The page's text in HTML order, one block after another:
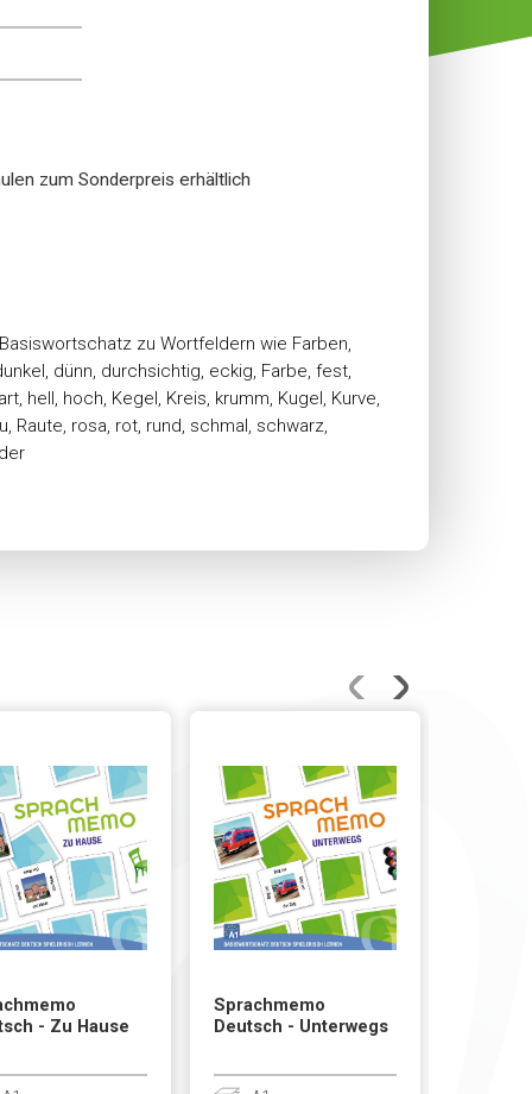
zum Sonderpreis erhältlich
zu Wortfeldern wie Farben,
dünn, durchsichtig, eckig, Farbe, fest,
hell, hoch, Kegel, Kreis, krumm, Kugel, Kurve,
Raute, rosa, rot, rund, schmal, schwarz,
- Zu Hause
Sprachmemo
Deutsch - Unterwegs